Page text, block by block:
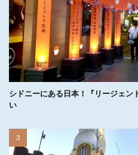
シドニーにある日本！『リージェ
い